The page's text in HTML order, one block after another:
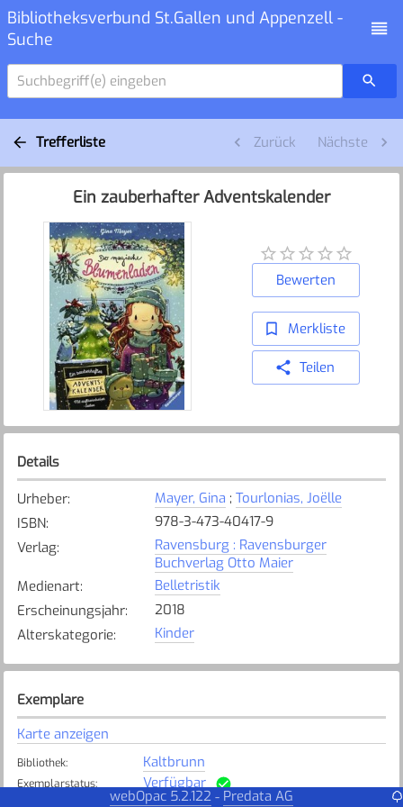
Bibliotheksverbund St.Gallen und Appenzell -
Suche
Suchbegriff(e) eingeben
Trefferliste Zurück Nächste
Ein zauberhafter Adventskalender
Bewerten
Merkliste
Teilen
Details
Urheber: Mayer, Gina ; Tourlonias, Joëlle
ISBN:
978-3-473-40417-9
Verlag:
Ravensburg : Ravensburger
Buchverlag Otto Maier
Medienart:
Belletristik
Erscheinungsjahr:
2018
Alterskategorie: Kinder
Exemplare
Karte anzeigen
Bibliothek: Kaltbrunn
Exemplarstatus: Verfügbar
webOpac 5.2.122 - Predata AG